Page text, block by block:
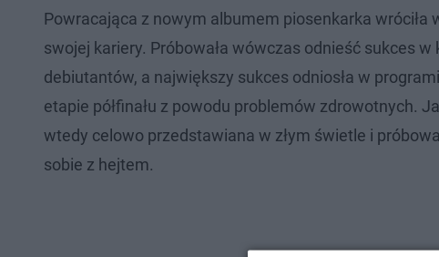
Powracająca z nowym albumem piosenkarka
swojej kariery. Próbowała wówczas odnieść sukces
debiutantów, a największy sukces odniosła w
etapie półfinału z powodu problemów zdrowotnych.
wtedy celowo przedstawiana w złym świetle i
sobie z hejtem.